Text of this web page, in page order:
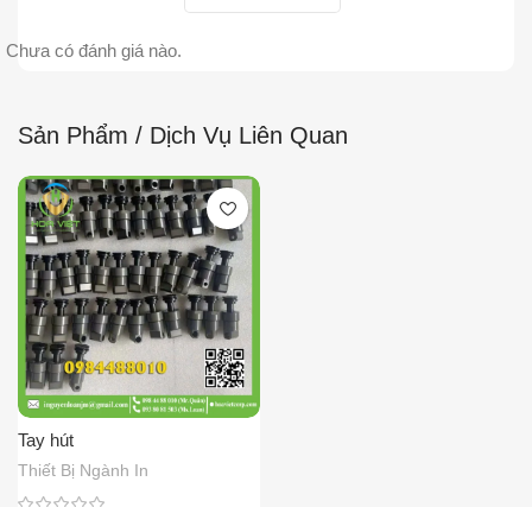
Chưa có đánh giá nào.
Sản Phẩm / Dịch Vụ Liên Quan
Tay hút
Thiết Bị Ngành In